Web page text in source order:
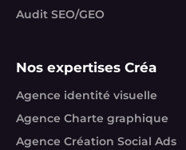
Audit SEO/GEO
Nos expertises Créa
Agence identité visuelle
Agence Charte graphique
Agence Création Social Ads